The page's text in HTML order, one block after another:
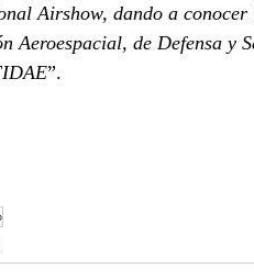
Airshow, dando a
Aeroespacial, de Defensa y
”.